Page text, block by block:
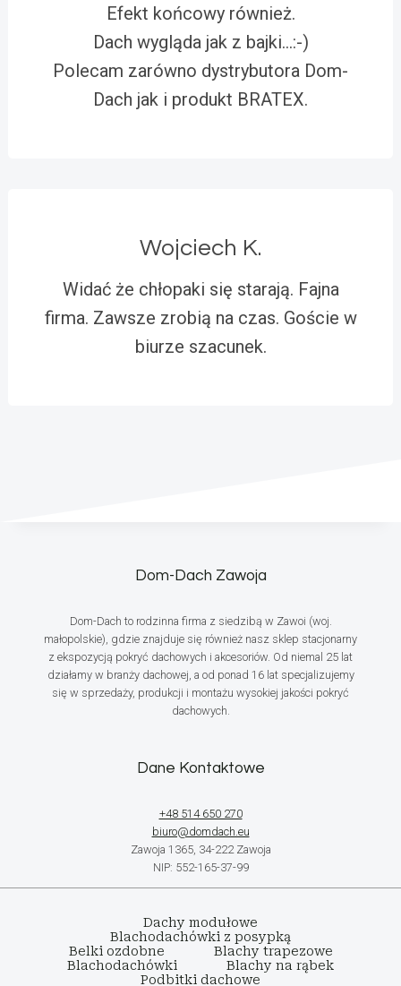
Efekt końcowy również.
Dach wygląda jak z bajki…:-)
Polecam zarówno dystrybutora Dom-
Dach jak i produkt BRATEX.
Wojciech K.
Widać że chłopaki się starają. Fajna
firma. Zawsze zrobią na czas. Goście w
biurze szacunek.
Dom-Dach Zawoja
Dom-Dach to rodzinna firma z siedzibą w Zawoi (woj.
małopolskie), gdzie znajduje się również nasz sklep stacjonarny
z ekspozycją pokryć dachowych i akcesoriów. Od niemal 25 lat
działamy w branży dachowej, a od ponad 16 lat specjalizujemy
się w sprzedaży, produkcji i montażu wysokiej jakości pokryć
dachowych.
Dane Kontaktowe
+48 514 650 270
biuro@domdach.eu
Zawoja 1365, 34-222 Zawoja
NIP: 552-165-37-99
Dachy modułowe
Blachodachówki z posypką
Belki ozdobne
Blachy trapezowe
Blachodachówki
Blachy na rąbek
Podbitki dachowe